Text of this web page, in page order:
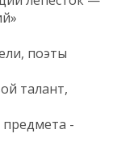
поэты
талант,
предмета -